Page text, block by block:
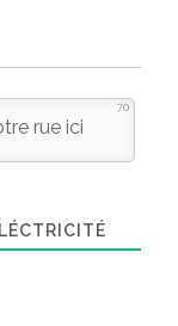
70